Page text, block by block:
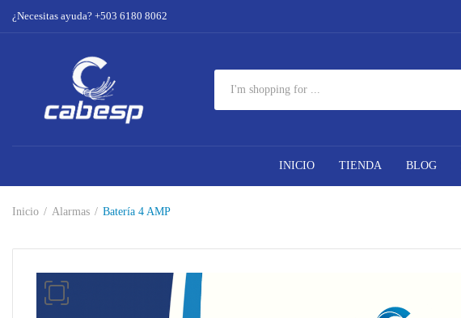
¿Necesitas ayuda? +503 6180 8062
INICIO TIENDA BLOG
Inicio Alarmas Batería 4 AMP